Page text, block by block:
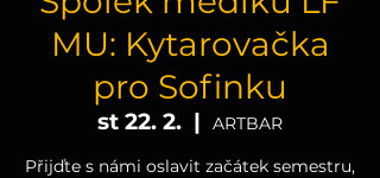
MU: Kytarovačka
pro Sofinku
st 22. 2.
  |
ARTBAR
Přijďte s námi oslavit začátek semestru,